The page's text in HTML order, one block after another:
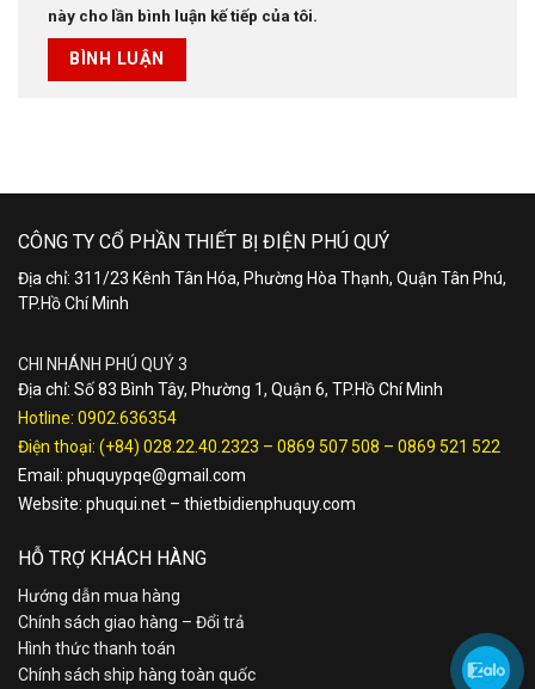
này cho lần bình luận kế tiếp của tôi.
CÔNG TY CỔ PHẦN THIẾT BỊ ĐIỆN PHÚ QUÝ
Địa chỉ: 311/23 Kênh Tân Hóa, Phường Hòa Thạnh, Quận Tân Phú,
TP.Hồ Chí Minh
CHI NHÁNH PHÚ QUÝ 3
Địa chỉ: Số 83 Bình Tây, Phường 1, Quận 6, TP.Hồ Chí Minh
Hotline: 0902.636354
Điện thoại: (+84) 028.22.40.2323 – 0869 507 508 – 0869 521 522
Email: phuquypqe@gmail.com
Website: phuqui.net – thietbidienphuquy.com
HỖ TRỢ KHÁCH HÀNG
Hướng dẫn mua hàng
Chính sách giao hàng – Đổi trả
Hình thức thanh toán
Chính sách ship hàng toàn quốc